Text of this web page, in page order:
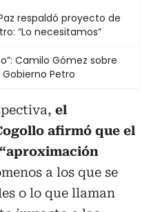
respaldó proyecto de
“Lo necesitamos”
Camilo Gómez sobre
Petro
el
afirmó que el
a los que se
o lo que llaman